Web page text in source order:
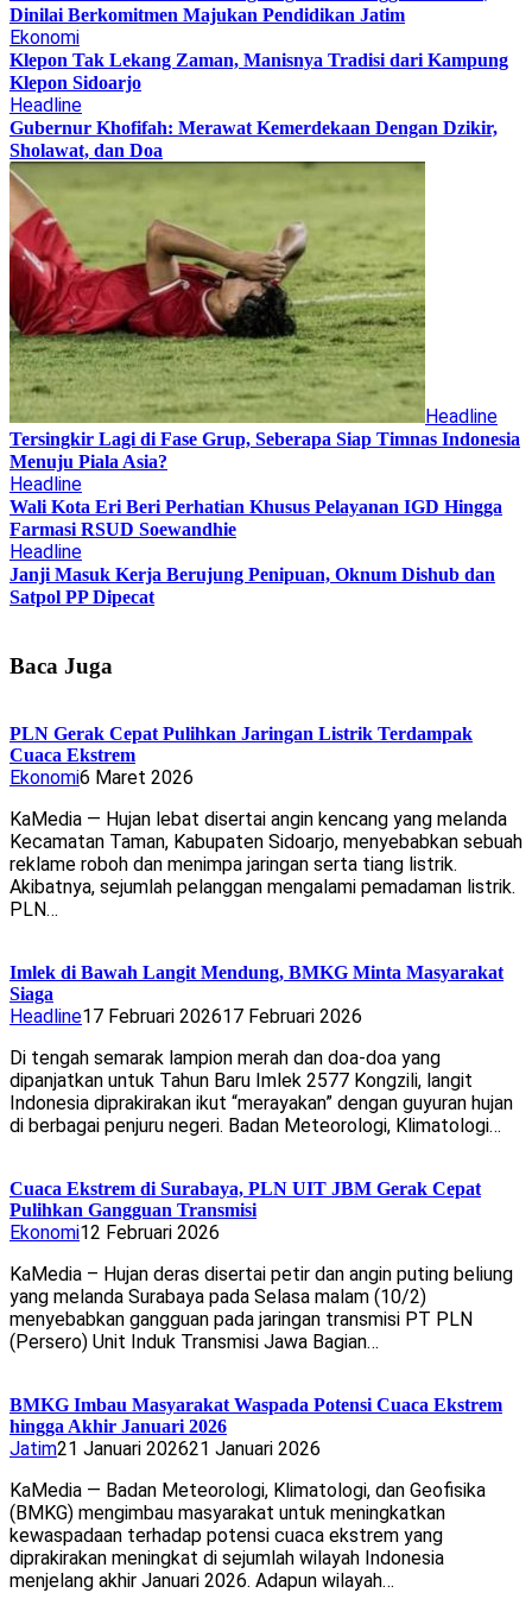
Dinilai Berkomitmen Majukan Pendidikan Jatim
Ekonomi
Klepon Tak Lekang Zaman, Manisnya Tradisi dari Kampung
Klepon Sidoarjo
Headline
Gubernur Khofifah: Merawat Kemerdekaan Dengan Dzikir,
Sholawat, dan Doa
Headline
Tersingkir Lagi di Fase Grup, Seberapa Siap Timnas Indonesia
Menuju Piala Asia?
Headline
Wali Kota Eri Beri Perhatian Khusus Pelayanan IGD Hingga
Farmasi RSUD Soewandhie
Headline
Janji Masuk Kerja Berujung Penipuan, Oknum Dishub dan
Satpol PP Dipecat
Baca Juga
PLN Gerak Cepat Pulihkan Jaringan Listrik Terdampak
Cuaca Ekstrem
Ekonomi6 Maret 2026
KaMedia — Hujan lebat disertai angin kencang yang melanda
Kecamatan Taman, Kabupaten Sidoarjo, menyebabkan sebuah
reklame roboh dan menimpa jaringan serta tiang listrik.
Akibatnya, sejumlah pelanggan mengalami pemadaman listrik.
PLN…
Imlek di Bawah Langit Mendung, BMKG Minta Masyarakat
Siaga
Headline17 Februari 202617 Februari 2026
Di tengah semarak lampion merah dan doa-doa yang
dipanjatkan untuk Tahun Baru Imlek 2577 Kongzili, langit
Indonesia diprakirakan ikut “merayakan” dengan guyuran hujan
di berbagai penjuru negeri. Badan Meteorologi, Klimatologi…
Cuaca Ekstrem di Surabaya, PLN UIT JBM Gerak Cepat
Pulihkan Gangguan Transmisi
Ekonomi12 Februari 2026
KaMedia – Hujan deras disertai petir dan angin puting beliung
yang melanda Surabaya pada Selasa malam (10/2)
menyebabkan gangguan pada jaringan transmisi PT PLN
(Persero) Unit Induk Transmisi Jawa Bagian…
BMKG Imbau Masyarakat Waspada Potensi Cuaca Ekstrem
hingga Akhir Januari 2026
Jatim21 Januari 202621 Januari 2026
KaMedia — Badan Meteorologi, Klimatologi, dan Geofisika
(BMKG) mengimbau masyarakat untuk meningkatkan
kewaspadaan terhadap potensi cuaca ekstrem yang
diprakirakan meningkat di sejumlah wilayah Indonesia
menjelang akhir Januari 2026. Adapun wilayah…